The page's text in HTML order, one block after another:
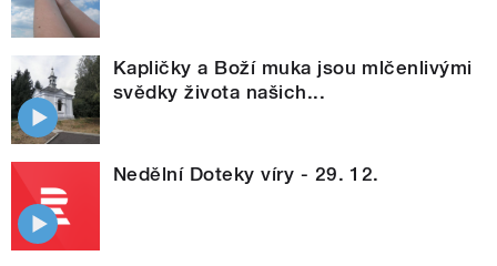
Kapličky a Boží muka jsou mlčenlivými
svědky života našich...
Nedělní Doteky víry - 29. 12.